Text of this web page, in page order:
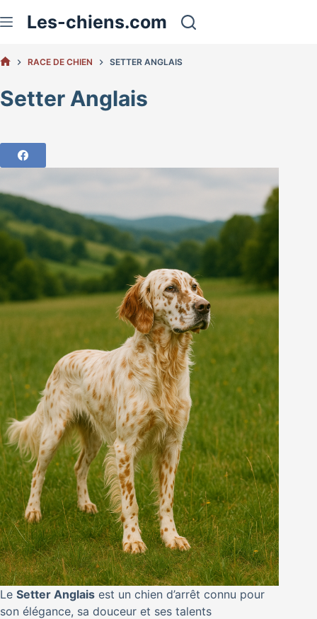
au
Les-chiens.com
RACE DE CHIEN SETTER ANGLAIS
Setter Anglais
Le Setter Anglais est un chien d’arrêt connu pour
son élégance, sa douceur et ses talents